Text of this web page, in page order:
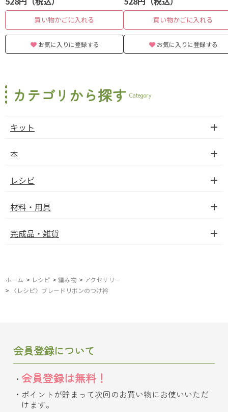
買い物かごに入れる
お気に入りに登録する
買い物かごに入れる
お気に入りに登録する
カテゴリから探す Category
キット
本
レシピ
材料・用具
完成品・雑貨
ホーム > レシピ > 編み物 > アクセサリー
>
〈レシピ〉ブレードリボンのつけ衿
会員登録について
会員登録は無料！
ポイントが貯まって次回のお買い物にお使いいただ
けます。